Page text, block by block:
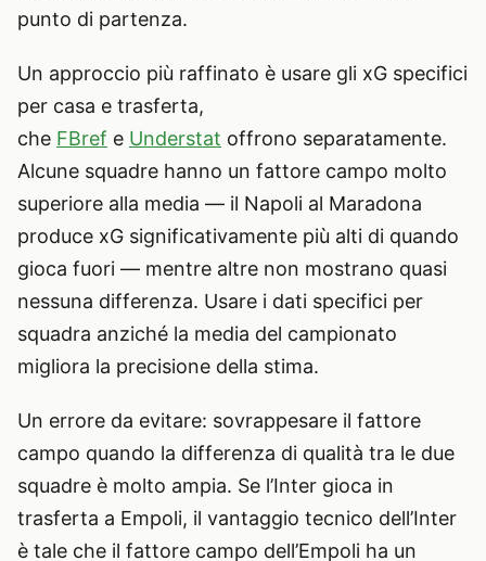
punto di partenza.
Un approccio più raffinato è usare gli xG specifici
per casa e trasferta,
che FBref e Understat offrono separatamente.
Alcune squadre hanno un fattore campo molto
superiore alla media — il Napoli al Maradona
produce xG significativamente più alti di quando
gioca fuori — mentre altre non mostrano quasi
nessuna differenza. Usare i dati specifici per
squadra anziché la media del campionato
migliora la precisione della stima.
Un errore da evitare: sovrappesare il fattore
campo quando la differenza di qualità tra le due
squadre è molto ampia. Se l’Inter gioca in
trasferta a Empoli, il vantaggio tecnico dell’Inter
è tale che il fattore campo dell’Empoli ha un